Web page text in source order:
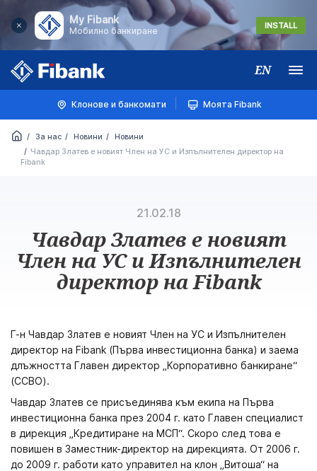
My Fibank
Мобилно банкиране
INSTALL
EN Меню
Клонове и банкомати Моята Fibank
За нас Новини
Новини
Чавдар Златев е новият Член на УС и Изпълнителен директор на
Fibank
21.02.18
Чавдар Златев е новият
Член на УС и Изпълнителен
директор на Fibank
Г-н Чавдар Златев е новият Член на УС и Изпълнителен
директор на Fibank (Първа инвестиционна банка) и заема
длъжността Главен директор „Корпоративно банкиране“
(CCBO).
Чавдар Златев се присъединява към екипа на Първа
инвестиционна банка през 2004 г. като Главен специалист
в дирекция „Кредитиране на МСП“. Скоро след това е
повишен в Заместник-директор на дирекцията. От 2006 г.
до 2009 г. работи като управител на клон „Витоша“ на